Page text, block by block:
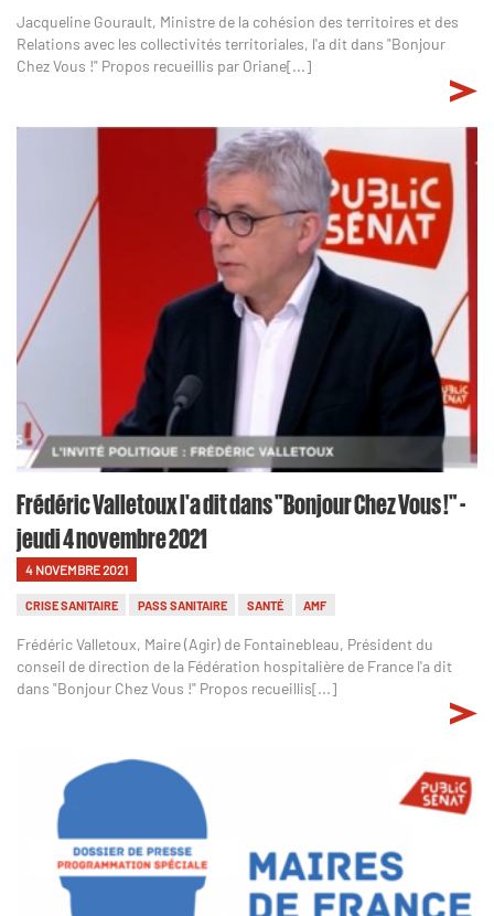
Jacqueline Gourault, Ministre de la cohésion des territoires et des
Relations avec les collectivités territoriales, l'a dit dans "Bonjour
Chez Vous !" Propos recueillis par Oriane[...]
Frédéric Valletoux l'a dit dans "Bonjour Chez Vous !" -
jeudi 4 novembre 2021
4 NOVEMBRE 2021
CRISE SANITAIRE PASS SANITAIRE SANTÉ AMF
Frédéric Valletoux, Maire (Agir) de Fontainebleau, Président du
conseil de direction de la Fédération hospitalière de France l'a dit
dans "Bonjour Chez Vous !" Propos recueillis[...]